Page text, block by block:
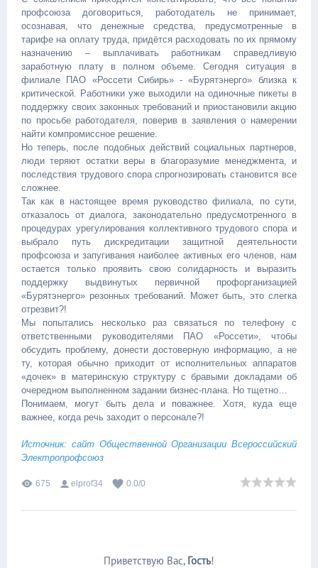
профсоюза договориться, работодатель не принимает,
осознавая, что денежные средства, предусмотренные в
тарифе на оплату труда, придётся расходовать по их прямому
назначению – выплачивать работникам справедливую
заработную плату в полном объеме. Сегодня ситуация в
филиале ПАО «Россети Сибирь» - «Бурятэнерго» близка к
критической. Работники уже выходили на одиночные пикеты в
поддержку своих законных требований и приостановили акцию
по просьбе работодателя, поверив в заявления о намерении
найти компромиссное решение.
Но теперь, после подобных действий социальных партнеров,
люди теряют остатки веры в благоразумие менеджмента, и
последствия трудового спора спрогнозировать становится все
сложнее.
Так как в настоящее время руководство филиала, по сути,
отказалось от диалога, законодательно предусмотренного в
процедурах урегулирования коллективного трудового спора и
выбрало путь дискредитации защитной деятельности
профсоюза и запугивания наиболее активных его членов, нам
остается только проявить свою солидарность и выразить
поддержку выдвинутых первичной профорганизацией
«Бурятэнерго» резонных требований. Может быть, это слегка
отрезвит?!
Мы попытались несколько раз связаться по телефону с
ответственными руководителями ПАО «Россети», чтобы
обсудить проблему, донести достоверную информацию, а не
ту, которая обычно приходит от исполнительных аппаратов
«дочек» в материнскую структуру с бравыми докладами об
очередном выполненном задании бизнес-плана. Но тщетно…
Понимаем, могут быть дела и поважнее. Хотя, куда еще
важнее, когда речь заходит о персонале?!
Источник: сайт Общественной Организации Всероссийский
Электропрофсоюз
675 elprof34 0.0/0
Приветствую Вас, Гость!